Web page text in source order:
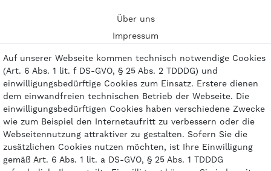
Über uns
Impressum
Kontakt
Zahlungsarten
Auf unserer Webseite kommen technisch notwendige Cookies
(Art. 6 Abs. 1 lit. f DS-GVO, § 25 Abs. 2 TDDDG) und
einwilligungsbedürftige Cookies zum Einsatz. Erstere dienen
dem einwandfreien technischen Betrieb der Webseite. Die
einwilligungsbedürftigen Cookies haben verschiedene Zwecke
wie zum Beispiel den Internetaufritt zu verbessern oder die
Webseitennutzung attraktiver zu gestalten. Sofern Sie die
zusätzlichen Cookies nutzen möchten, ist Ihre Einwilligung
gemäß Art. 6 Abs. 1 lit. a DS-GVO, § 25 Abs. 1 TDDDG